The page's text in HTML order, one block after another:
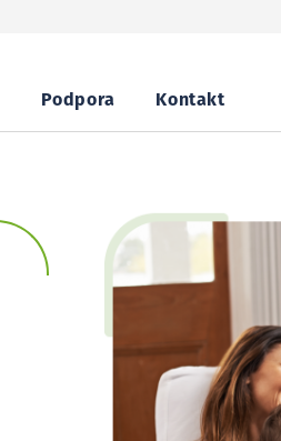
Podpora Kontakt